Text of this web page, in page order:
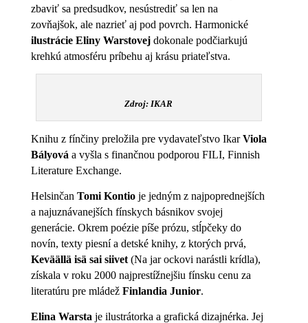
zbaviť sa predsudkov, nesústrediť sa len na
zovňajšok, ale nazrieť aj pod povrch. Harmonické
ilustrácie Eliny Warstovejdokonale podčiarkujú
krehkú atmosféru príbehu aj krásu priateľstva.
Zdroj: IKAR
Knihu z fínčiny preložila pre vydavateľstvo IkarViola
Bályová a vyšla s finančnou podporou FILI, Finnish
Literature Exchange.
Helsinčan Tomi Kontioje jedným z najpoprednejších
a najuznávanejších fínskych básnikov svojej
generácie. Okrem poézie píše prózu, stĺpčeky do
novín, texty piesní a detské knihy, z ktorých prvá,
Keväällä isä sai siivet(Na jar ockovi narástli krídla),
získala v roku 2000 najprestížnejšiu fínsku cenu za
literatúru pre mládež Finlandia Junior.
Elina Warsta je ilustrátorka a grafická dizajnérka. Jej